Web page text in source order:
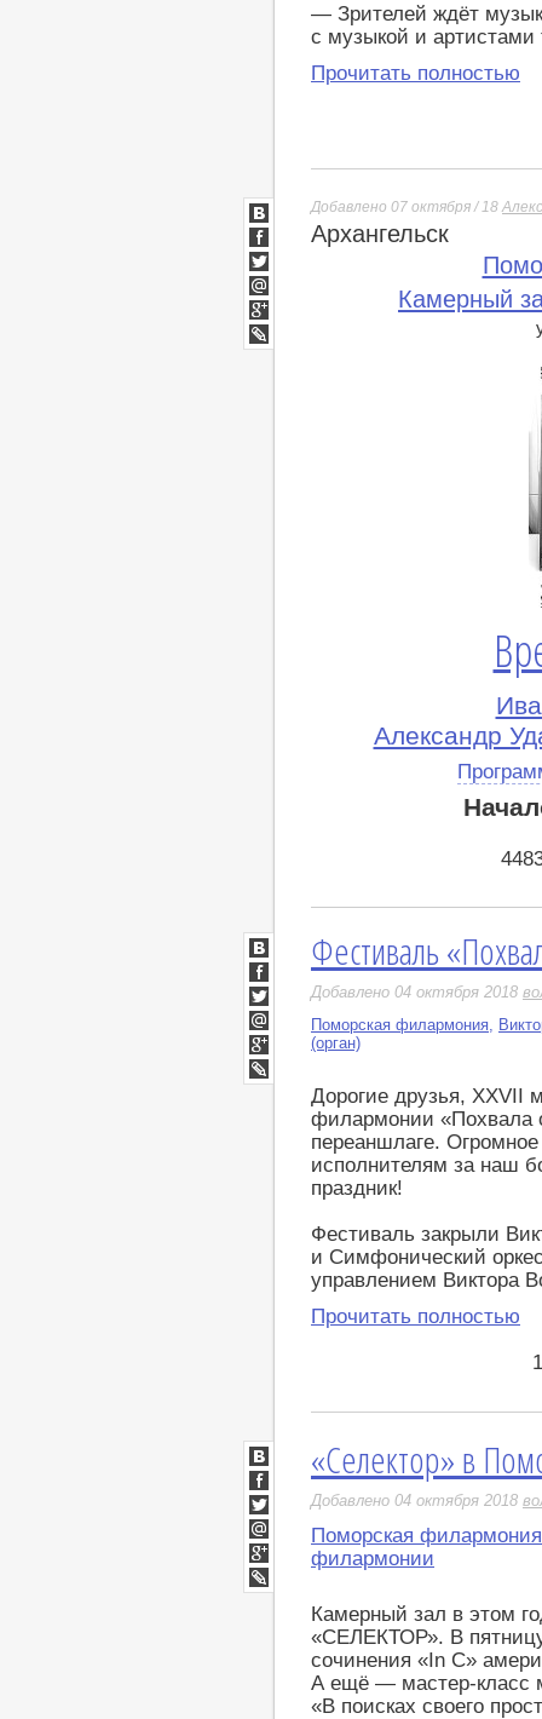
— Зрителей ждёт
с музыкой и
Прочитать полностью
Добавлено 07 октября / 18
Архангельск
Камерный
Александр
ВКонтакте
Facebook
Twitter
Мой
Мир
Google+
lj
Фестиваль
Добавлено 04 октября 2018
Поморская филармония
(орган)
Дорогие друзья, XXVII
филармонии «Похвала
переаншлаге.
исполнителям за наш
праздник!
Фестиваль закрыли
и Симфонический
управлением Виктора
Прочитать полностью
ВКонтакте
Facebook
Twitter
Мой
Мир
Google+
LiveJournal
«Селектор» в
Добавлено 04 октября 2018
Поморская филармония
филармонии
Камерный зал в этом
«СЕЛЕКТОР». В пятницу
сочинения «In C»
А ещё — мастер-класс
«В поисках своего
ВКонтакте
Facebook
Twitter
Мой
Мир
Google+
LiveJournal